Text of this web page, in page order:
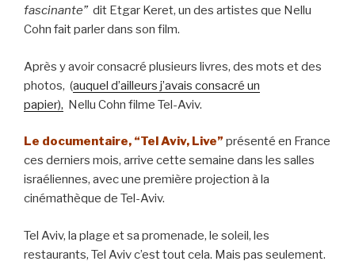
fascinante”dit Etgar Keret, un des artistes que Nellu
Cohn fait parler dans son film.
Après y avoir consacré plusieurs livres, des mots et des
photos, (auquel d’ailleurs j’avais consacré un
papier), Nellu Cohn filme Tel-Aviv.
Le documentaire, “Tel Aviv, Live” présenté en France
ces derniers mois, arrive cette semaine dans les salles
israéliennes, avec une première projection à la
cinémathèque de Tel-Aviv.
Tel Aviv, la plage et sa promenade, le soleil, les
restaurants, Tel Aviv c’est tout cela. Mais pas seulement.